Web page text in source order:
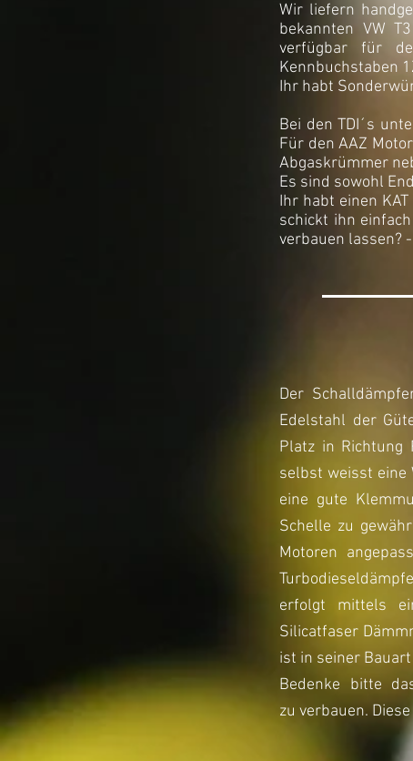
Wir liefern
bekannten VW
verfügbar für
Kennbuchstaben
Ihr habt
Bei den TDI´s
Für den AAZ
Abgaskrümmer
Es sind sowohl
Ihr habt einen
schickt ihn
verbauen lassen?
Der
Edelstahl der
Platz in Richtung
selbst weisst
eine gute
Schelle zu
Motoren
erfolgt mittels
Silicatfaser
ist in seiner
Bedenke bitte
zu verbauen.